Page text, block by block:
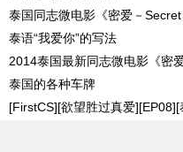
泰国同志微电影《密爱－
泰语“我爱你”的写法
2014泰国最新同志微电影《密
泰国的各种车牌
[FirstCS][欲望胜过真爱][EP08][